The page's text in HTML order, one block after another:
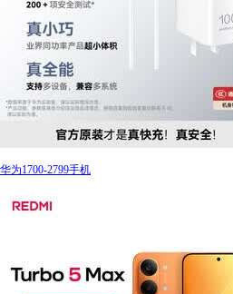
华为1700-2799手机